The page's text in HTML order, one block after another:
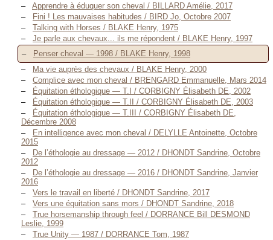
Apprendre à éduquer son cheval / BILLARD Amélie, 2017
Fini ! Les mauvaises habitudes / BIRD Jo, Octobre 2007
Talking with Horses / BLAKE Henry, 1975
Je parle aux chevaux... ils me répondent / BLAKE Henry, 1997
Penser cheval — 1998 / BLAKE Henry, 1998
Ma vie auprès des chevaux / BLAKE Henry, 2000
Complice avec mon cheval / BRENGARD Emmanuelle, Mars 2014
Équitation éthologique — T.I / CORBIGNY Élisabeth DE, 2002
Équitation éthologique — T.II / CORBIGNY Élisabeth DE, 2003
Équitation éthologique — T.III / CORBIGNY Élisabeth DE,
Décembre 2008
En intelligence avec mon cheval / DELYLLE Antoinette, Octobre
2015
De l’éthologie au dressage — 2012 / DHONDT Sandrine, Octobre
2012
De l’éthologie au dressage — 2016 / DHONDT Sandrine, Janvier
2016
Vers le travail en liberté / DHONDT Sandrine, 2017
Vers une équitation sans mors / DHONDT Sandrine, 2018
True horsemanship through feel / DORRANCE Bill DESMOND
Leslie, 1999
True Unity — 1987 / DORRANCE Tom, 1987